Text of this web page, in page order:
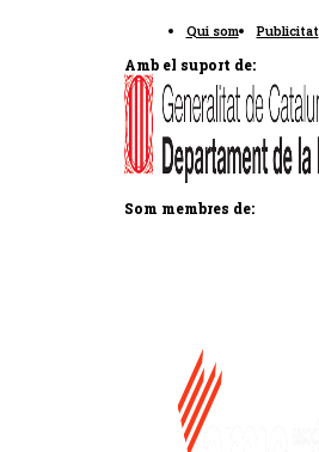
Qui som Publicitat
Amb el suport de:
Som membres de: